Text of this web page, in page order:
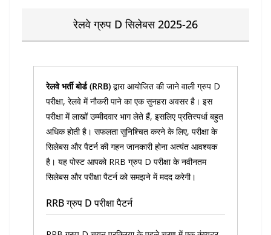
रेलवे ग्रुप D सिलेबस 2025-26
रेलवे भर्ती बोर्ड (RRB)द्वारा आयोजित की जाने वाली ग्रुप D
परीक्षा, रेलवे में नौकरी पाने का एक सुनहरा अवसर है। इस
परीक्षा में लाखों उम्मीदवार भाग लेते हैं, इसलिए प्रतिस्पर्धा बहुत
अधिक होती है। सफलता सुनिश्चित करने के लिए, परीक्षा के
सिलेबस और पैटर्न की गहन जानकारी होना अत्यंत आवश्यक
है। यह पोस्ट आपको RRB ग्रुप D परीक्षा के नवीनतम
सिलेबस और परीक्षा पैटर्न को समझने में मदद करेगी।
RRB ग्रुप D परीक्षा पैटर्न